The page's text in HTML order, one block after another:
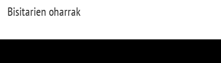
Bisitarien oharrak